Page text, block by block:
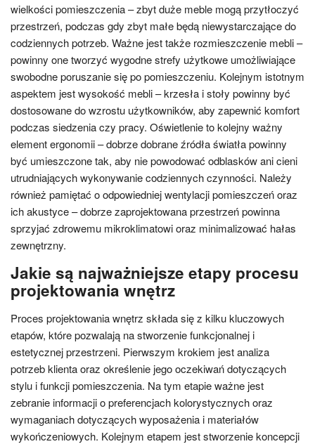
wielkości pomieszczenia – zbyt duże meble mogą przytłoczyć
przestrzeń, podczas gdy zbyt małe będą niewystarczające do
codziennych potrzeb. Ważne jest także rozmieszczenie mebli –
powinny one tworzyć wygodne strefy użytkowe umożliwiające
swobodne poruszanie się po pomieszczeniu. Kolejnym istotnym
aspektem jest wysokość mebli – krzesła i stoły powinny być
dostosowane do wzrostu użytkowników, aby zapewnić komfort
podczas siedzenia czy pracy. Oświetlenie to kolejny ważny
element ergonomii – dobrze dobrane źródła światła powinny
być umieszczone tak, aby nie powodować odblasków ani cieni
utrudniających wykonywanie codziennych czynności. Należy
również pamiętać o odpowiedniej wentylacji pomieszczeń oraz
ich akustyce – dobrze zaprojektowana przestrzeń powinna
sprzyjać zdrowemu mikroklimatowi oraz minimalizować hałas
zewnętrzny.
Jakie są najważniejsze etapy procesu
projektowania wnętrz
Proces projektowania wnętrz składa się z kilku kluczowych
etapów, które pozwalają na stworzenie funkcjonalnej i
estetycznej przestrzeni. Pierwszym krokiem jest analiza
potrzeb klienta oraz określenie jego oczekiwań dotyczących
stylu i funkcji pomieszczenia. Na tym etapie ważne jest
zebranie informacji o preferencjach kolorystycznych oraz
wymaganiach dotyczących wyposażenia i materiałów
wykończeniowych. Kolejnym etapem jest stworzenie koncepcji